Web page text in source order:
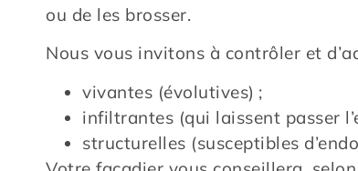
ou de les brosser.
Nous vous invitons à contrôler et
vivantes (évolutives) ;
infiltrantes (qui laissent passer
structurelles (susceptibles